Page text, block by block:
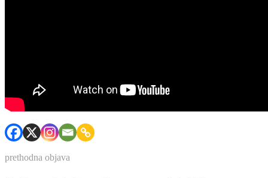
prethodna objava